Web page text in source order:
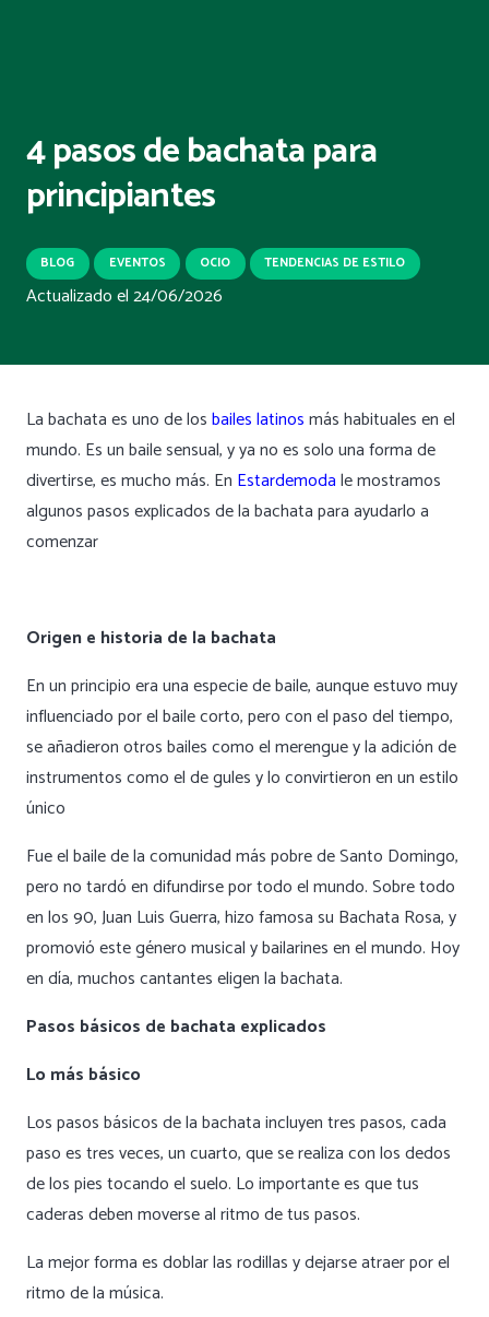
4 pasos de bachata para
principiantes
BLOG EVENTOS OCIO TENDENCIAS DE ESTILO
Actualizado el24/06/2026
La bachata es uno de losbailes latinosmás habituales en el
mundo. Es un baile sensual, y ya no es solo una forma de
divertirse, es mucho más. En Estardemodale mostramos
algunos pasos explicados de la bachata para ayudarlo a
comenzar
Origen e historia de la bachata
En un principio era una especie de baile, aunque estuvo muy
influenciado por el baile corto, pero con el paso del tiempo,
se añadieron otros bailes como el merengue y la adición de
instrumentos como el de gules y lo convirtieron en un estilo
único
Fue el baile de la comunidad más pobre de Santo Domingo,
pero no tardó en difundirse por todo el mundo. Sobre todo
en los 90, Juan Luis Guerra, hizo famosa su Bachata Rosa, y
promovió este género musical y bailarines en el mundo. Hoy
en día, muchos cantantes eligen la bachata.
Pasos básicos de bachata explicados
Lo más básico
Los pasos básicos de la bachata incluyen tres pasos, cada
paso es tres veces, un cuarto, que se realiza con los dedos
de los pies tocando el suelo. Lo importante es que tus
caderas deben moverse al ritmo de tus pasos.
La mejor forma es doblar las rodillas y dejarse atraer por el
ritmo de la música.